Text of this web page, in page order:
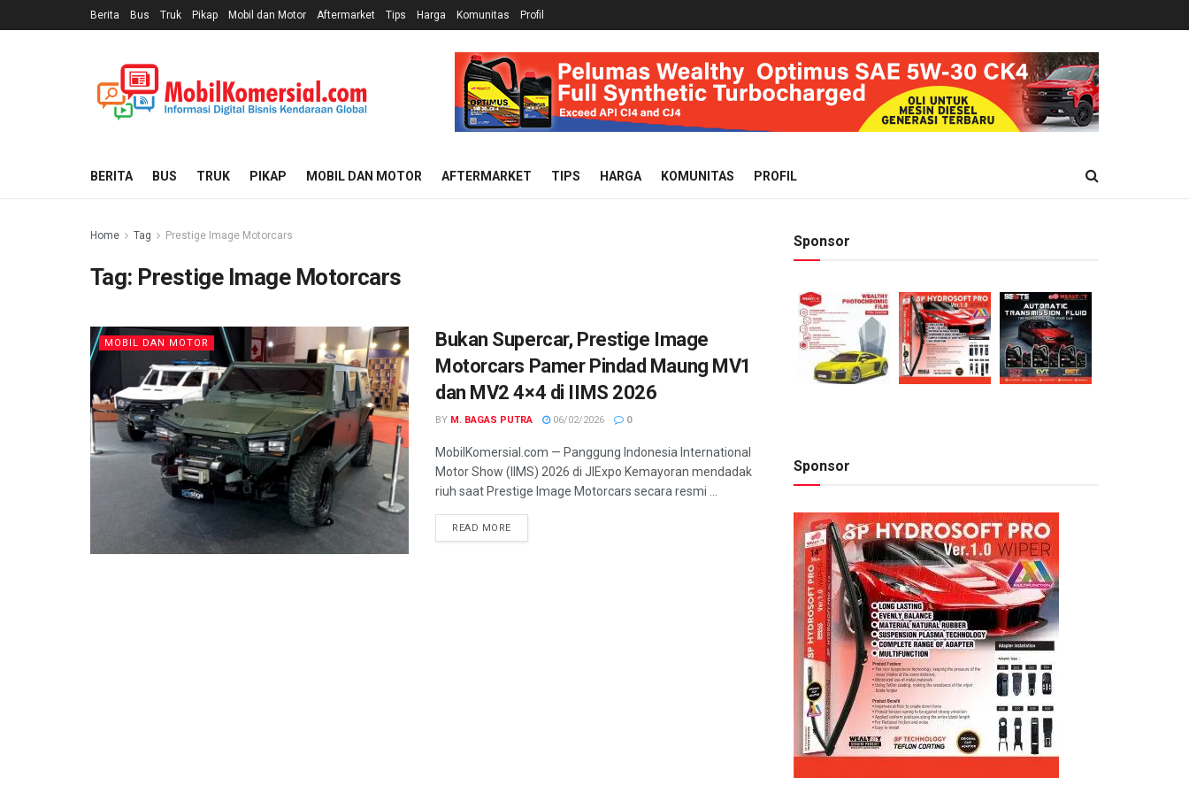
Berita Bus Truk Pikap Mobil dan Motor Aftermarket Tips Harga Komunitas Profil
BERITA BUS TRUK PIKAP MOBIL DAN MOTOR AFTERMARKET TIPS HARGA KOMUNITAS PROFIL
Home Tag Prestige Image Motorcars
Tag: Prestige Image Motorcars
MOBIL DAN MOTOR
Bukan Supercar, Prestige Image
Motorcars Pamer Pindad Maung MV1
dan MV2 4×4 di IIMS 2026
BY M. BAGAS PUTRA 06/02/2026 0
MobilKomersial.com — Panggung Indonesia International
Motor Show (IIMS) 2026 di JIExpo Kemayoran mendadak
riuh saat Prestige Image Motorcars secara resmi ...
READ MORE
Sponsor
Sponsor